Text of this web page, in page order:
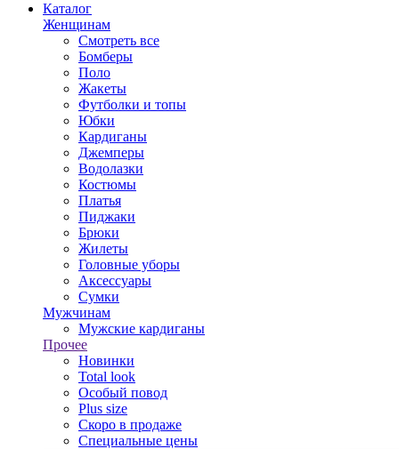
Каталог
Женщинам
Смотреть все
Бомберы
Поло
Жакеты
Футболки и топы
Юбки
Кардиганы
Джемперы
Водолазки
Костюмы
Платья
Пиджаки
Брюки
Жилеты
Головные уборы
Аксессуары
Сумки
Мужчинам
Мужские кардиганы
Прочее
Новинки
Total look
Особый повод
Plus size
Скоро в продаже
Специальные цены